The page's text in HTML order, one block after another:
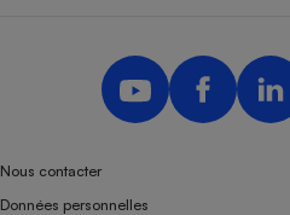
Nous contacter
Données personnelles